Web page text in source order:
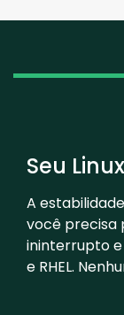
Seu
A
você precisa
ininterrupto
e RHEL.